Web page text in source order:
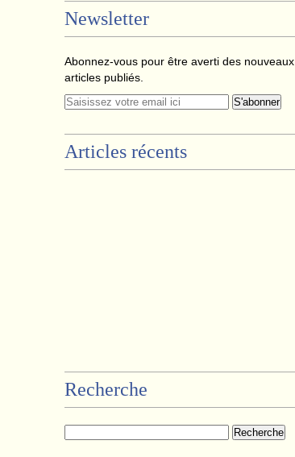
Newsletter
Abonnez-vous pour être averti des nouveaux
articles publiés.
Articles récents
Recherche